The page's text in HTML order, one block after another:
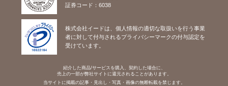
証券コード：6038
株式会社イードは、個人情報の適切な取扱いを行う事業
者に対して付与されるプライバシーマークの付与認定を
受けています。
紹介した商品/サービスを購入、契約した場合に、
売上の一部が弊社サイトに還元されることがあります。
当サイトに掲載の記事・見出し・写真・画像の無断転載を禁じます。